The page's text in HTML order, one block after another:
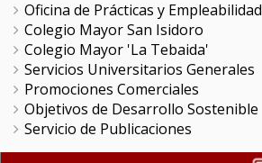
Oficina de Prácticas y Empleabilidad
Colegio Mayor San Isidoro
Colegio Mayor 'La Tebaida'
Servicios Universitarios Generales
Promociones Comerciales
Objetivos de Desarrollo Sostenible
Servicio de Publicaciones